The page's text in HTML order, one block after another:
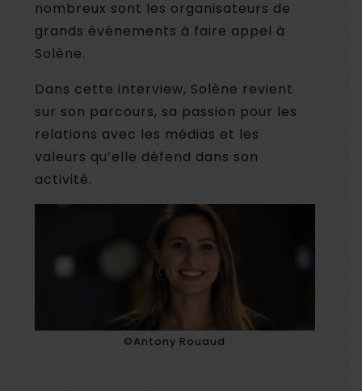
nombreux sont les organisateurs de
grands événements à faire appel à
Solène.
Dans cette interview, Solène revient
sur son parcours, sa passion pour les
relations avec les médias et les
valeurs qu’elle défend dans son
activité.
©Antony Rouaud